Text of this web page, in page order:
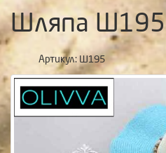
Шляпа Ш195
Артикул: Ш195